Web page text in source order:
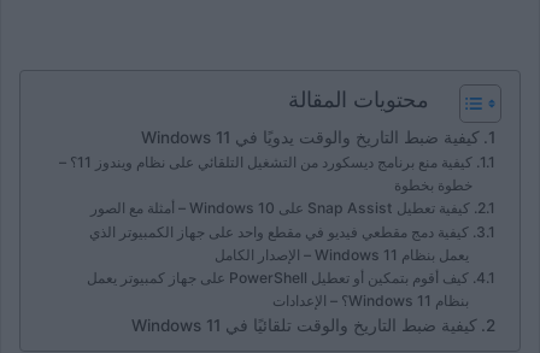
محتويات المقالة
كيفية ضبط التاريخ والوقت يدويًا في Windows 11
كيفية منع برنامج ديسكورد من التشغيل التلقائي على نظام ويندوز 11؟ –
خطوة بخطوة
كيفية تعطيل Snap Assist على Windows 10 – أمثلة مع الصور
كيفية دمج مقطعي فيديو في مقطع واحد على جهاز الكمبيوتر الذي
يعمل بنظام Windows 11 – الإصدار الكامل
كيف أقوم بتمكين أو تعطيل PowerShell على جهاز كمبيوتر يعمل
بنظام Windows 11؟ – الإعدادات
كيفية ضبط التاريخ والوقت تلقائيًا في Windows 11